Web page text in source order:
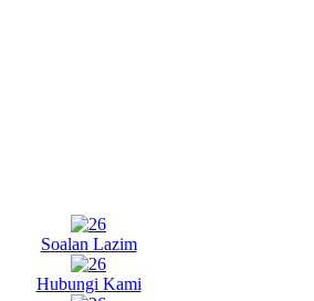
Soalan Lazim
Hubungi Kami